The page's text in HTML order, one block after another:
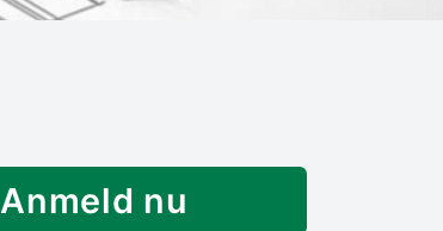
Anmeld nu